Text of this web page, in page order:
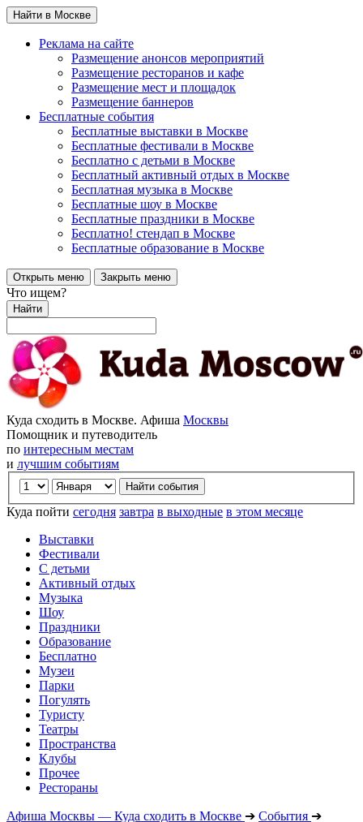
Найти в Москве
Реклама на сайте
Размещение анонсов мероприятий
Размещение ресторанов и кафе
Размещение мест и площадок
Размещение баннеров
Бесплатные события
Бесплатные выставки в Москве
Бесплатные фестивали в Москве
Бесплатно с детьми в Москве
Бесплатный активный отдых в Москве
Бесплатная музыка в Москве
Бесплатные шоу в Москве
Бесплатные праздники в Москве
Бесплатно! стендап в Москве
Бесплатные образование в Москве
Открыть меню Закрыть меню
Что ищем?
Найти
Куда сходить в Москве. Афиша Москвы
Помощник и путеводитель
по интересным местам
и лучшим событиям
Куда пойти сегодня завтра в выходные в этом месяце
Выставки
Фестивали
С детьми
Активный отдых
Музыка
Шоу
Праздники
Образование
Бесплатно
Музеи
Парки
Погулять
Туристу
Театры
Пространства
Клубы
Прочее
Рестораны
Афиша Москвы — Куда сходить в Москве ➔ События ➔